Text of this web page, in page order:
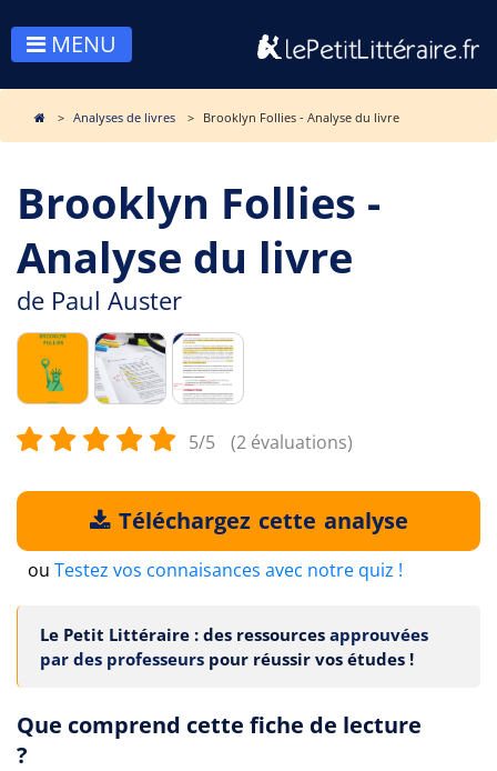
MENU
Analyses de livres Brooklyn Follies - Analyse du livre
Brooklyn Follies -
Analyse du livre
de Paul Auster
5/5 (2 évaluations)
Téléchargez cette analyse
ou Testez vos connaisances avec notre quiz !
Le Petit Littéraire : des ressources approuvées
par des professeurs pour réussir vos études !
Que comprend cette fiche de lecture
?